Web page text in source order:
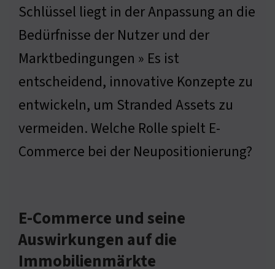
Schlüssel liegt in der Anpassung an die
Bedürfnisse der Nutzer und der
Marktbedingungen » Es ist
entscheidend, innovative Konzepte zu
entwickeln, um Stranded Assets zu
vermeiden. Welche Rolle spielt E-
Commerce bei der Neupositionierung?
E-Commerce und seine
Auswirkungen auf die
Immobilienmärkte